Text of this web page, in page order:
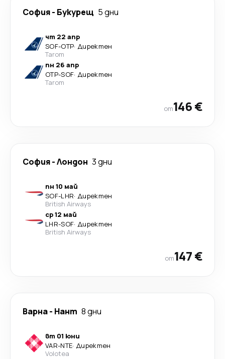
София- Букурещ 5 дни
чт 22 апр
SOF-OTP· Директен
Tarom
пн 26 апр
OTP-SOF· Директен
Tarom
от146 €
София-Лондон 3 дни
пн 10 май
SOF-LHR· Директен
British Airways
ср 12 май
LHR-SOF· Директен
British Airways
от147 €
Варна- Нант 8 дни
вт 01 юни
VAR-NTE· Директен
Volotea